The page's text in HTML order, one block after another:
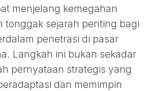
menjelang kemegahan
tonggak sejarah penting bagi
penetrasi di pasar
Langkah ini bukan sekadar
pernyataan strategis yang
dan memimpin